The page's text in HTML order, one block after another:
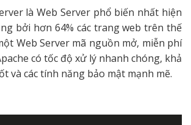
là Web Server phổ biến nhất hiện
bởi hơn 64% các trang web trên thế
Web Server mã nguồn mở, miễn phí
có tốc độ xử lý nhanh chóng, khả
và các tính năng bảo mật mạnh mẽ.